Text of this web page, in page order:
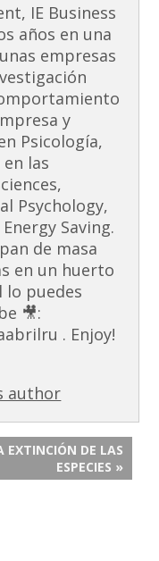
IE Business
años en una
empresas
y
Psicología,
las
Psychology,
Saving.
de masa
en un huerto
lo puedes
🎥:
. Enjoy!
author
EXTINCIÓN DE LAS
ESPECIES »